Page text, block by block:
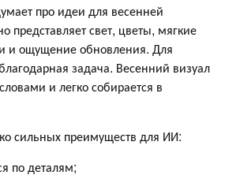
про идеи для весенней
представляет свет, цветы, мягкие
и ощущение обновления. Для
задача. Весенний визуал
и легко собирается в
сильных преимуществ для ИИ:
по деталям;